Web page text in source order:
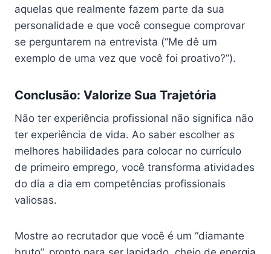
aquelas que realmente fazem parte da sua
personalidade e que você consegue comprovar
se perguntarem na entrevista (“Me dê um
exemplo de uma vez que você foi proativo?”).
Conclusão: Valorize Sua Trajetória
Não ter experiência profissional não significa não
ter experiência de vida. Ao saber escolher as
melhores habilidades para colocar no currículo
de primeiro emprego, você transforma atividades
do dia a dia em competências profissionais
valiosas.
Mostre ao recrutador que você é um “diamante